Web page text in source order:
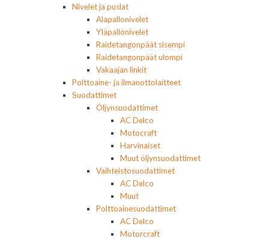
Nivelet ja puslat
Alapallonivelet
Yläpallonivelet
Raidetangonpäät sisempi
Raidetangonpäät ulompi
Vakaajan linkit
Polttoaine- ja ilmanottolaitteet
Suodattimet
Öljynsuodattimet
AC Delco
Motocraft
Harvinaiset
Muut öljynsuodattimet
Vaihteistosuodattimet
AC Delco
Muut
Polttoainesuodattimet
AC Delco
Motorcraft